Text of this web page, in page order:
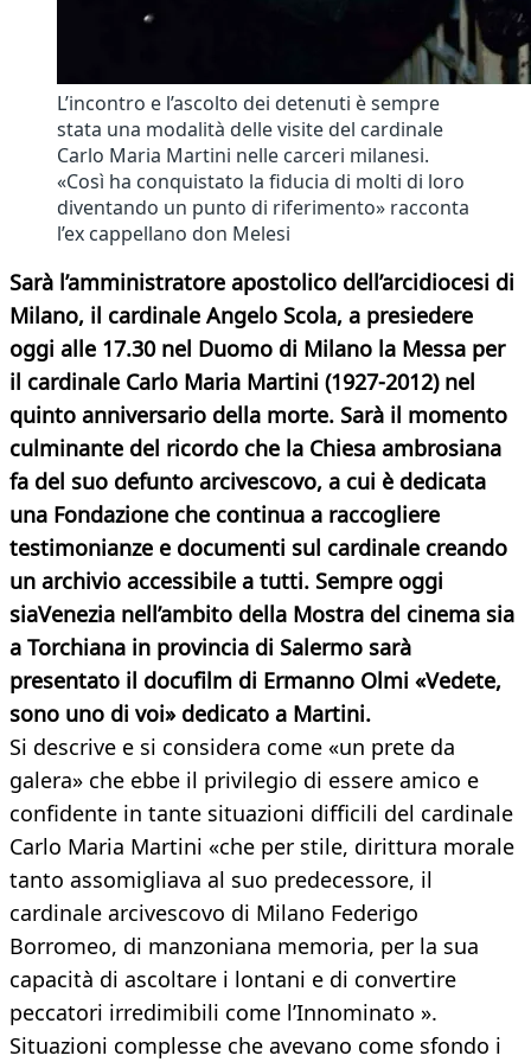
L’incontro e l’ascolto dei detenuti è sempre
stata una modalità delle visite del cardinale
Carlo Maria Martini nelle carceri milanesi.
«Così ha conquistato la fiducia di molti di loro
diventando un punto di riferimento» racconta
l’ex cappellano don Melesi
Sarà l’amministratore apostolico dell’arcidiocesi di
Milano, il cardinale Angelo Scola, a presiedere
oggi alle 17.30 nel Duomo di Milano la Messa per
il cardinale Carlo Maria Martini (1927-2012) nel
quinto anniversario della morte. Sarà il momento
culminante del ricordo che la Chiesa ambrosiana
fa del suo defunto arcivescovo, a cui è dedicata
una Fondazione che continua a raccogliere
testimonianze e documenti sul cardinale creando
un archivio accessibile a tutti. Sempre oggi
siaVenezia nell’ambito della Mostra del cinema sia
a Torchiana in provincia di Salermo sarà
presentato il docufilm di Ermanno Olmi «Vedete,
sono uno di voi» dedicato a Martini.
Si descrive e si considera come «un prete da
galera» che ebbe il privilegio di essere amico e
confidente in tante situazioni difficili del cardinale
Carlo Maria Martini «che per stile, dirittura morale
tanto assomigliava al suo predecessore, il
cardinale arcivescovo di Milano Federigo
Borromeo, di manzoniana memoria, per la sua
capacità di ascoltare i lontani e di convertire
peccatori irredimibili come l’Innominato ».
Situazioni complesse che avevano come sfondo i